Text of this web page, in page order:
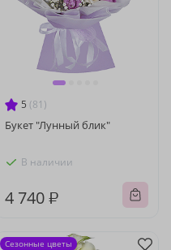
5 (81)
Букет "Лунный блик"
В наличии
4 740 ₽
Сезонные цветы